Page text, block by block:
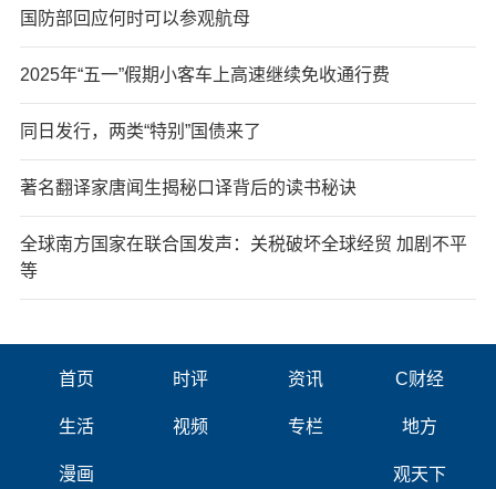
国防部回应何时可以参观航母
2025年“五一”假期小客车上高速继续免收通行费
同日发行，两类“特别”国债来了
著名翻译家唐闻生揭秘口译背后的读书秘诀
全球南方国家在联合国发声：关税破坏全球经贸 加剧不平
等
首页 时评 资讯 C财经
生活 视频 专栏 地方
漫画 观天下